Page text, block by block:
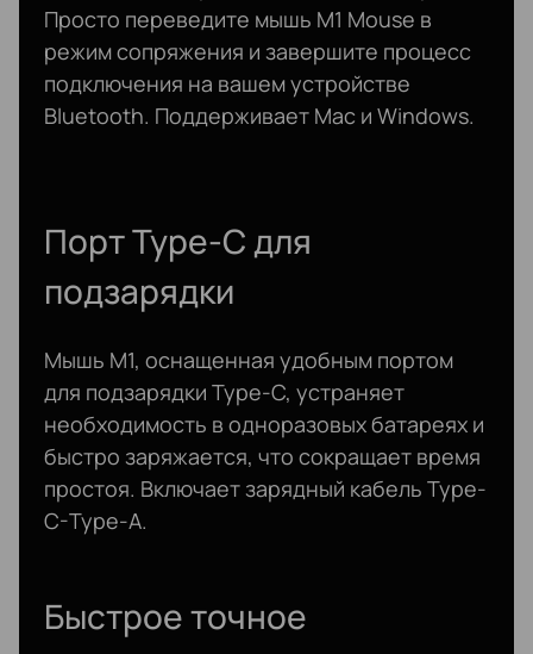
Просто переведите мышь M1 Mouse в
режим сопряжения и завершите процесс
подключения на вашем устройстве
Bluetooth. Поддерживает Mac и Windows.
Порт Type-C для
подзарядки
Мышь M1, оснащенная удобным портом
для подзарядки Type-C, устраняет
необходимость в одноразовых батареях и
быстро заряжается, что сокращает время
простоя. Включает зарядный кабель Type-
C-Type-A.
Быстрое точное